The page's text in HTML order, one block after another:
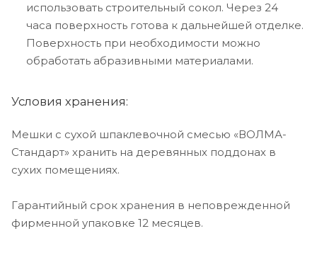
использовать строительный сокол. Через 24
часа поверхность готова к дальнейшей отделке.
Поверхность при необходимости можно
обработать абразивными материалами.
Условия хранения:
Мешки с сухой шпаклевочной смесью «ВОЛМА-
Стандарт» хранить на деревянных поддонах в
сухих помещениях.
Гарантийный срок хранения в неповрежденной
фирменной упаковке 12 месяцев.